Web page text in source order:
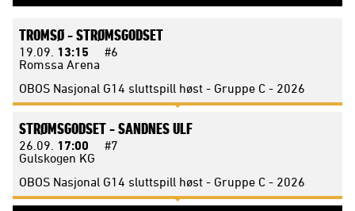
TROMSØ -STRØMSGODSET
19.09. 13:15
#6
Romssa Arena
OBOS Nasjonal G14 sluttspill høst - Gruppe C - 2026
STRØMSGODSET -SANDNES ULF
26.09. 17:00
#7
Gulskogen KG
OBOS Nasjonal G14 sluttspill høst - Gruppe C - 2026